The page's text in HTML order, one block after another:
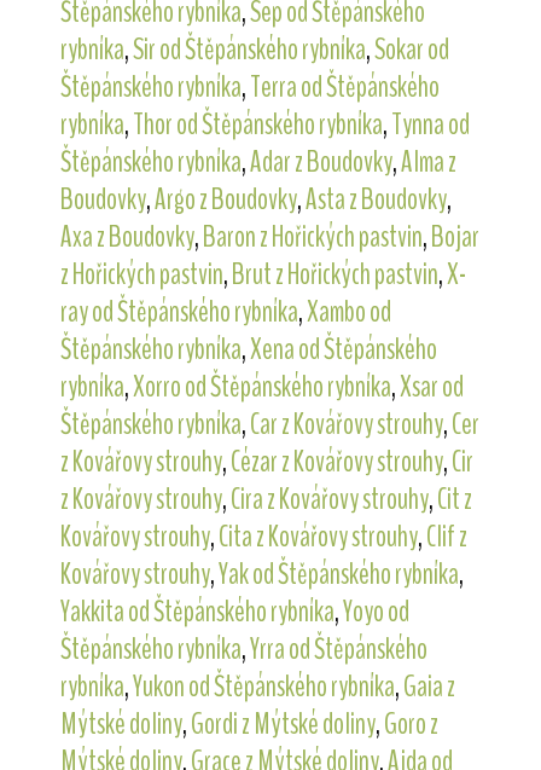
Štěpánského rybníka,Sep od Štěpánského
rybníka,Sir od Štěpánského rybníka,Sokar od
Štěpánského rybníka,Terra od Štěpánského
rybníka,Thor od Štěpánského rybníka,Tynna od
Štěpánského rybníka,Adar z Boudovky,Alma z
Boudovky,Argo z Boudovky,Asta z Boudovky,
Axa z Boudovky,Baron z Hořických pastvin,Bojar
z Hořických pastvin,Brut z Hořických pastvin,X-
ray od Štěpánského rybníka,Xambo od
Štěpánského rybníka,Xena od Štěpánského
rybníka,Xorro od Štěpánského rybníka,Xsar od
Štěpánského rybníka,Car z Kovářovy strouhy,Cer
z Kovářovy strouhy,Cézar z Kovářovy strouhy,Cir
z Kovářovy strouhy,Cira z Kovářovy strouhy,Cit z
Kovářovy strouhy,Cita z Kovářovy strouhy,Clif z
Kovářovy strouhy,Yak od Štěpánského rybníka,
Yakkita od Štěpánského rybníka,Yoyo od
Štěpánského rybníka,Yrra od Štěpánského
rybníka,Yukon od Štěpánského rybníka,Gaia z
Mýtské doliny,Gordi z Mýtské doliny,Goro z